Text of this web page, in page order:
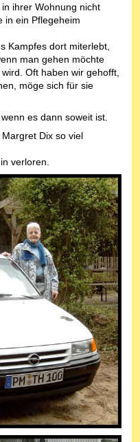
ihrer Wohnung nicht
in ein Pflegeheim
Kampfes dort miterlebt,
man gehen möchte
Oft haben wir gehofft,
möge sich für sie
es dann soweit ist.
Dix so viel
verloren.